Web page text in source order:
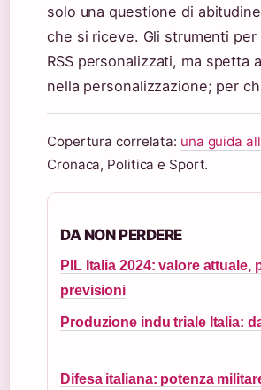
solo una questione di
che si riceve. Gli strumenti
RSS personalizzati, ma
nella personalizzazione; per
Copertura correlata: una guida
Cronaca, Politica e Sport.
DA NON PERDERE
PIL Italia 2024: valore attuale,
previsioni
Produzione indu triale Italia:
Difesa italiana: potenza